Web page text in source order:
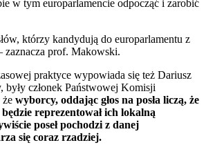
w tym europarlamencie odpocząć i zarobić
którzy kandydują do europarlamentu z
zaznacza prof. Makowski.
praktyce wypowiada się też Dariusz
były członek Państwowej Komisji
że wyborcy, oddając głos na posła liczą, że
reprezentował ich lokalną
poseł pochodzi z danej
się coraz rzadziej.